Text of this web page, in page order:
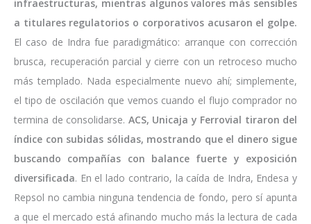
infraestructuras, mientras algunos valores más sensibles
a titulares regulatorios o corporativos acusaron el golpe.
El caso de Indra fue paradigmático: arranque con corrección
brusca, recuperación parcial y cierre con un retroceso mucho
más templado. Nada especialmente nuevo ahí; simplemente,
el tipo de oscilación que vemos cuando el flujo comprador no
termina de consolidarse. ACS, Unicaja y Ferrovial tiraron del
índice con subidas sólidas, mostrando que el dinero sigue
buscando compañías con balance fuerte y exposición
diversificada. En el lado contrario, la caída de Indra, Endesa y
Repsol no cambia ninguna tendencia de fondo, pero sí apunta
a que el mercado está afinando mucho más la lectura de cada